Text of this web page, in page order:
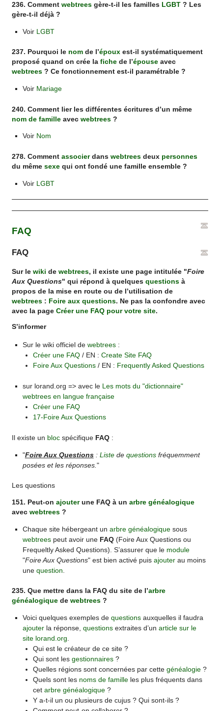
236. Commentwebtrees gère-t-il les familles LGBT ? Les
gère-t-il déjà ?
Voir LGBT
237. Pourquoi le nom de l’époux est-il systématiquement
proposé quand on crée lafiche de l’épouse avec
webtrees ? Ce fonctionnement est-il paramétrable ?
Voir Mariage
240. Comment lier les différentes écritures d’un même
nom de famille avecwebtrees ?
Voir Nom
278. Commentassocierdanswebtrees deux personnes
du mêmesexe qui ont fondé une famille ensemble ?
Voir LGBT
FAQ
FAQ
Sur lewiki dewebtrees, il existe une page intitulée "Foire
Aux Questions" qui répond à quelquesquestions à
propos de la mise en route ou de l’utilisation de
webtrees : Foire aux questions. Ne pas la confondre avec
avec la pageCréer une FAQ pour votre site.
S’informer
Sur le wiki officiel de webtrees:
Créer une FAQ / EN :Create Site FAQ
Foire Aux Questions / EN : Frequently Asked Questions
sur lorand.org => avec le Les mots du "dictionnaire"
webtrees en langue française
Créer une FAQ
17-Foire Aux Questions
Il existe un bloc spécifique FAQ :
"Foire Aux Questions: Listede questionsfréquemment
posées et les réponses. "
Les questions
151. Peut-onajouterune FAQ à unarbre généalogique
avecwebtrees ?
Chaque site hébergeant un arbre généalogiquesous
webtreespeut avoir une FAQ(Foire Aux Questions ou
Frequeltly Asked Questions). S’assurer que le module
"Foire Aux Questions" est bien activé puis ajouterau moins
une question
235. Que mettre dans la FAQ du site de l’arbre
généalogique dewebtrees ?
Voici quelques exemples de questionsauxquelles il faudra
ajouterla réponse, questionsextraites d’un article sur le
site lorand.org
Qui est le créateur de ce site ?
Qui sont lesgestionnaires ?
Quelles régions sont concernées par cettegénéalogie ?
Quels sont les noms de famille les plus fréquents dans
cetarbre généalogique ?
Y a-t-il un ou plusieurs de cujus ? Qui sont-ils ?